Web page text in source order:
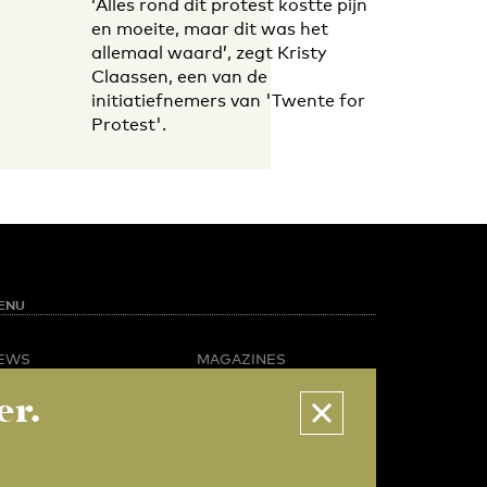
‘Alles rond dit protest kostte pijn
en moeite, maar dit was het
allemaal waard’, zegt Kristy
Claassen, een van de
initiatiefnemers van 'Twente for
Protest'.
MAGAZINES